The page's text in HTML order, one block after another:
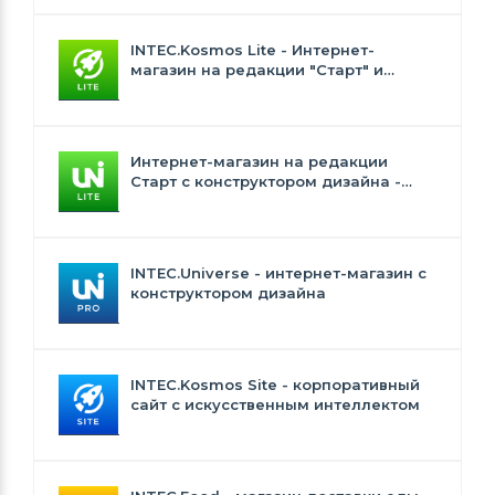
INTEC.Kosmos Lite - Интернет-
магазин на редакции "Старт" и
Интернет-магазин на редакции
Старт с конструктором дизайна -
INTEC.Universe - интернет-магазин с
конструктором дизайна
INTEC.Kosmos Site - корпоративный
сайт с искусственным интеллектом